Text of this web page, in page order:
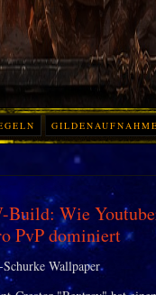
Build: Wie
PvP dominiert